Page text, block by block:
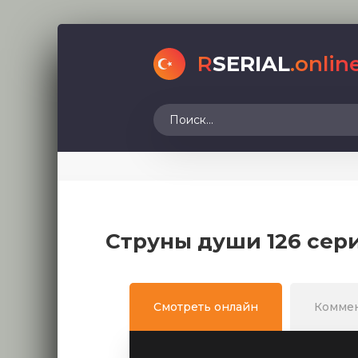
RSERIAL
Струны души 126
Смотреть онлайн